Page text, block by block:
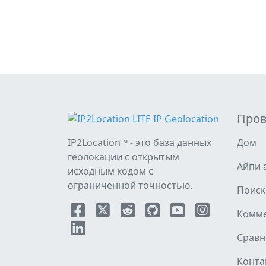
IP2Location™ - это база данных
геолокации с открытым
исходным кодом с
ограниченной точностью.
Дом
Айпи